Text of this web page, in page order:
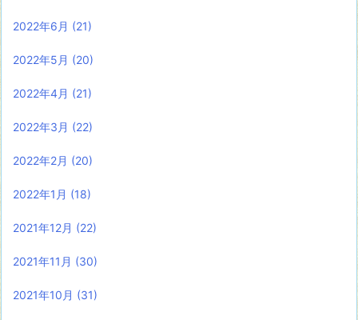
2022年6月 (21)
2022年5月 (20)
2022年4月 (21)
2022年3月 (22)
2022年2月 (20)
2022年1月 (18)
2021年12月 (22)
2021年11月 (30)
2021年10月 (31)